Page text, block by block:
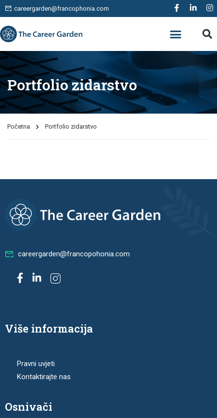
careergarden@francophonia.com
Portfolio zidarstvo
Početna Portfolio zidarstvo
careergarden@francopohonia.com
Više informacija
Pravni uvjeti
Kontaktirajte nas
Osnivači